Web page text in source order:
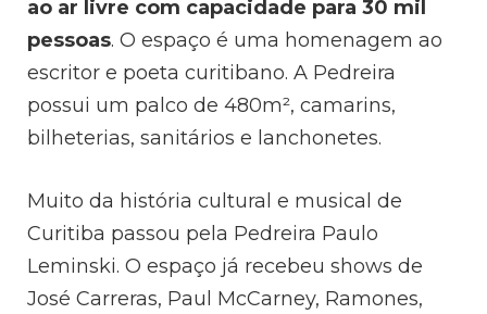
ao ar livre com capacidade para 30 mil
pessoas. O espaço é uma homenagem ao
escritor e poeta curitibano. A Pedreira
possui um palco de 480m², camarins,
bilheterias, sanitários e lanchonetes.
Muito da história cultural e musical de
Curitiba passou pela Pedreira Paulo
Leminski. O espaço já recebeu shows de
José Carreras, Paul McCarney, Ramones,